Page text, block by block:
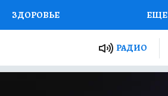
ЗДОРОВЬЕ
Я ЗНАЮ СЕМЬЯ
ЕЩЕ
РАДИО